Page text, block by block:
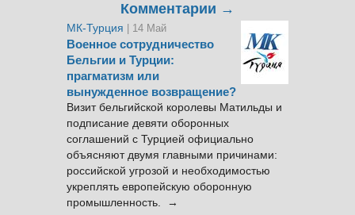
Комментарии →
МК-Турция | 14 Май
Военное сотрудничество
Бельгии и Турции:
прагматизм или
вынужденное возвращение?
Визит бельгийской королевы Матильды и
подписание девяти оборонных
соглашений с Турцией официально
объясняют двумя главными причинами:
российской угрозой и необходимостью
укреплять европейскую оборонную
промышленность. →